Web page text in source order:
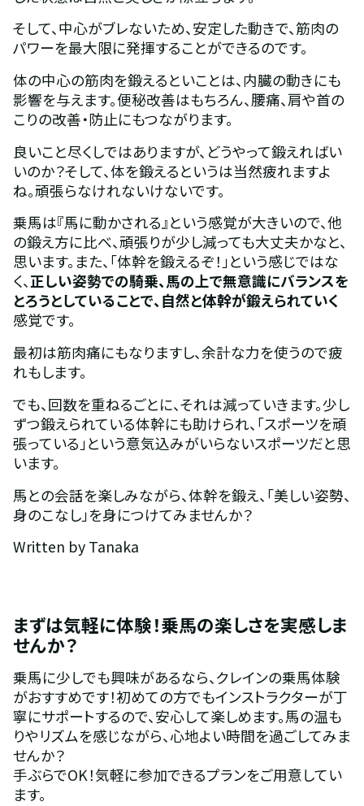
そして、中心がブレないため、安定した動きで、筋肉の
パワーを最大限に発揮することができるのです。
体の中心の筋肉を鍛えるといことは、内臓の動きにも
影響を与えます。便秘改善はもちろん、腰痛、肩や首の
こりの改善・防止にもつながります。
良いこと尽くしではありますが、どうやって鍛えればい
いのか？そして、体を鍛えるというは当然疲れますよ
ね。頑張らなけれないけないです。
乗馬は『馬に動かされる』という感覚が大きいので、他
の鍛え方に比べ、頑張りが少し減っても大丈夫かなと、
思います。また、「体幹を鍛えるぞ！」という感じではな
く、正しい姿勢での騎乗、馬の上で無意識にバランスを
とろうとしていることで、自然と体幹が鍛えられていく
感覚です。
最初は筋肉痛にもなりますし、余計な力を使うので疲
れもします。
でも、回数を重ねるごとに、それは減っていきます。少し
ずつ鍛えられている体幹にも助けられ、「スポーツを頑
張っている」という意気込みがいらないスポーツだと思
います。
馬との会話を楽しみながら、体幹を鍛え、「美しい姿勢、
身のこなし」を身につけてみませんか？
Written by Tanaka
まずは気軽に体験！乗馬の楽しさを実感しま
せんか？
乗馬に少しでも興味があるなら、クレインの乗馬体験
がおすすめです！初めての方でもインストラクターが丁
寧にサポートするので、安心して楽しめます。馬の温も
りやリズムを感じながら、心地よい時間を過ごしてみま
せんか？
手ぶらでOK！気軽に参加できるプランをご用意してい
ます。